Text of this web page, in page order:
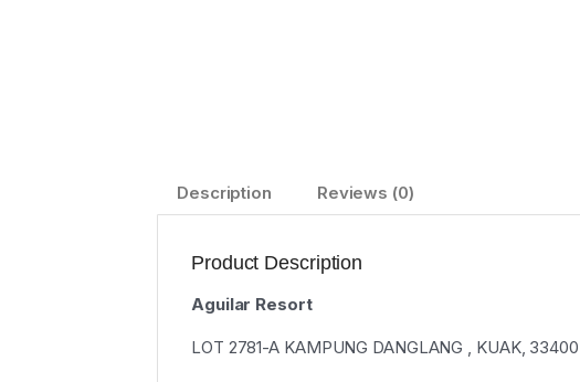
Description Reviews (0)
Product Description
Aguilar Resort
LOT 2781-A KAMPUNG DANGLANG , KUAK,